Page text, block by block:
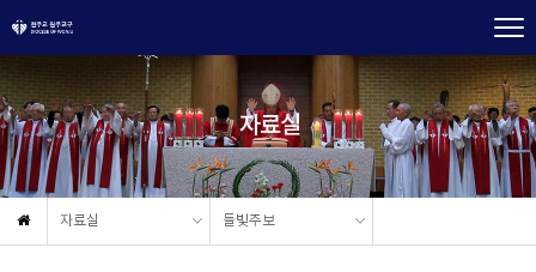
자료실
자료실 들빛주보